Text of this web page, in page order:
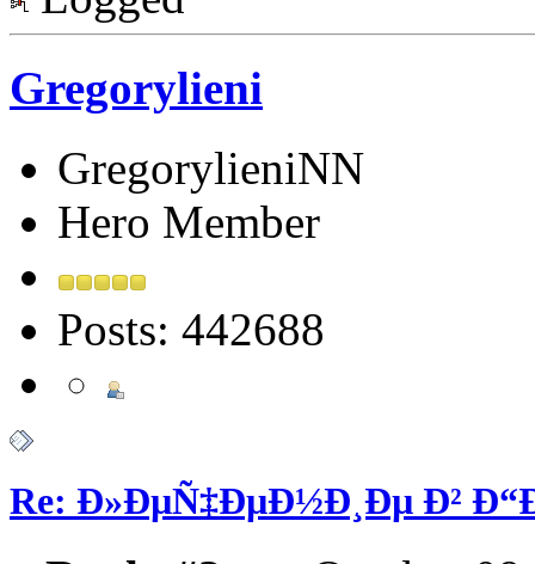
Gregorylieni
GregorylieniNN
Hero Member
Posts: 442688
Re: Ð»ÐµÑ‡ÐµÐ½Ð¸Ðµ Ð²